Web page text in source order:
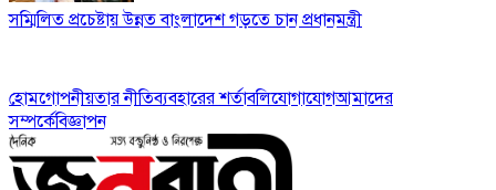
সম্মিলিত প্রচেষ্টায় উন্নত বাংলাদেশ গড়তে চান প্রধানমন্ত্রী
হোমগোপনীয়তার নীতিব্যবহারের শর্তাবলিযোগাযোগআমাদের
সম্পর্কেবিজ্ঞাপন